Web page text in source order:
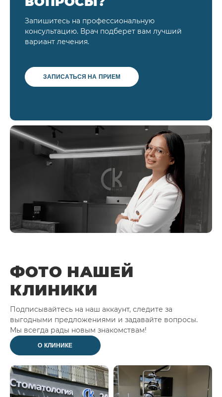
Запишитесь на профессиональную
консультацию. Врач подберет вам лучший
вариант лечения.
ЗАПИСАТЬСЯ НА ПРИЕМ
ФОТО НАШЕЙ
КЛИНИКИ
Подписывайтесь на наш аккаунт, следите за
выгодными предложениями и задавайте вопросы.
Мы всегда рады новым знакомствам!
О КЛИНИКЕ